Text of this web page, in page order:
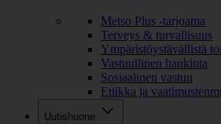
Metso Plus -tarjoama
Terveys & turvallisuus
Ympäristöystävällistä
Vastuullinen hankinta
Sosiaalinen vastuu
Etiikka ja
Uutishuone